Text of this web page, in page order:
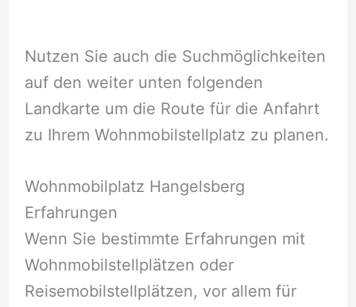
Nutzen Sie auch die Suchmöglichkeiten
auf den weiter unten folgenden
Landkarte um die Route für die Anfahrt
zu Ihrem Wohnmobilstellplatz zu planen.
Wohnmobilplatz Hangelsberg
Erfahrungen
Wenn Sie bestimmte Erfahrungen mit
Wohnmobilstellplätzen oder
Reisemobilstellplätzen, vor allem für